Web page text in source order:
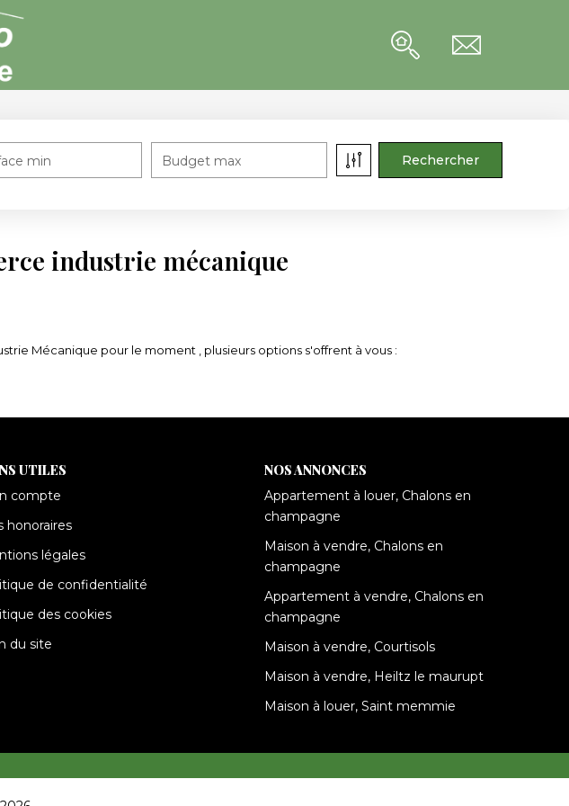
min Budget max
industrie mécanique
Mécanique pour le moment , plusieurs options s'offrent à vous :
UTILES
compte
honoraires
légales
de confidentialité
des cookies
du site
NOS ANNONCES
Appartement à louer, Chalons en
champagne
Maison à vendre, Chalons en
champagne
Appartement à vendre, Chalons en
champagne
Maison à vendre, Courtisols
Maison à vendre, Heiltz le maurupt
Maison à louer, Saint memmie